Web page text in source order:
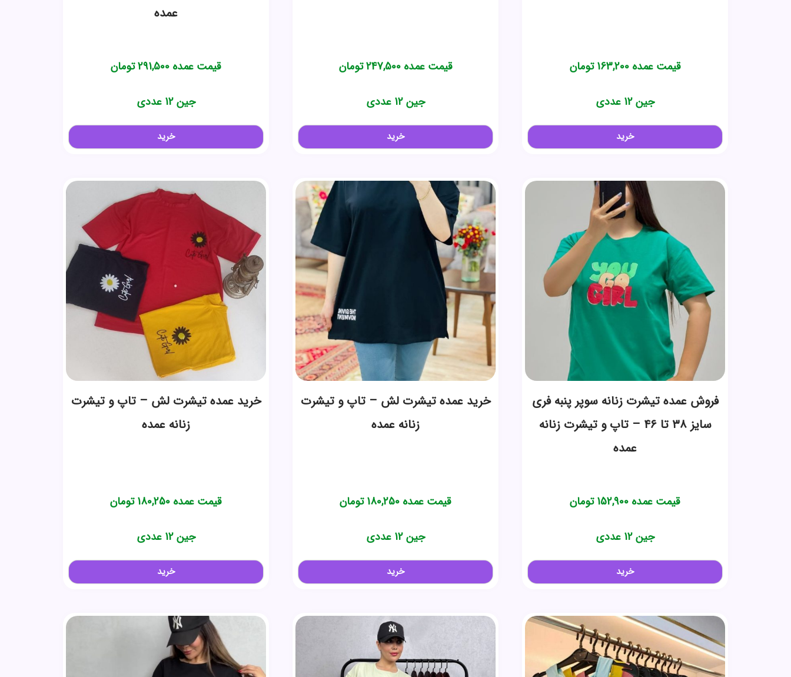
قیمت عمده163,200 تومان
جین 12 عددی
خرید
قیمت عمده247,500تومان
جین 12 عددی
خرید
عمده
قیمت عمده 291,500تومان
جین 12 عددی
خرید
فروش عمده تیشرت زنانه سوپر پنبه فری
سایز ۳۸ تا ۴۶ – تاپ و تیشرت زنانه
عمده
قیمت عمده 152,900 تومان
جین 12 عددی
خرید
خرید عمده تیشرت لش – تاپ و تیشرت
زنانه عمده
قیمت عمده 180,250 تومان
جین 12 عددی
خرید
خرید عمده تیشرت لش – تاپ و تیشرت
زنانه عمده
قیمت عمده 180,250 تومان
جین 12 عددی
خرید